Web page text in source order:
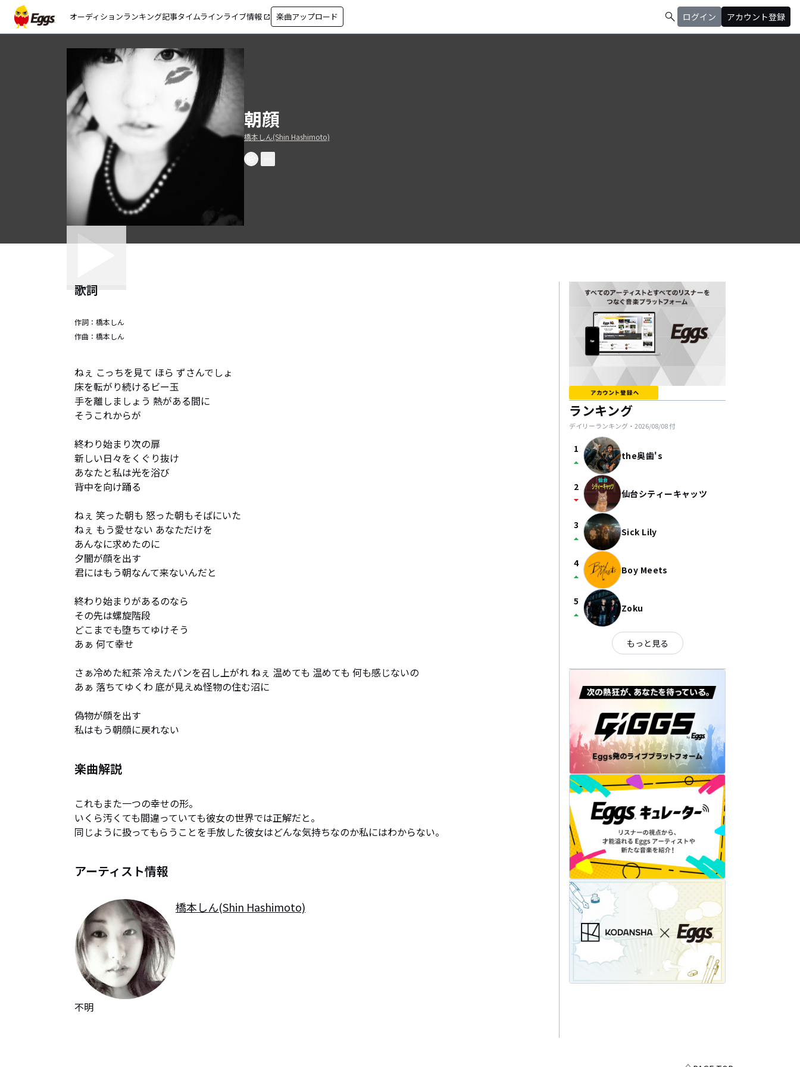
オーディションランキング記事タイムラインライブ情報 open_in_new 楽曲アップロード search ログイン アカウント登録
朝顔
橋本しん(Shin Hashimoto)
歌詞
作詞： 橋本しん
作曲： 橋本しん
ねぇ こっちを見て ほら ずさんでしょ
床を転がり続けるビー玉
手を離しましょう 熱がある間に
そうこれからが
終わり始まり次の扉
新しい日々をくぐり抜け
あなたと私は光を浴び
背中を向け踊る
ねぇ 笑った朝も 怒った朝もそばにいた
ねぇ もう愛せない あなただけを
あんなに求めたのに
夕闇が顔を出す
君にはもう朝なんて来ないんだと
終わり始まりがあるのなら
その先は螺旋階段
どこまでも堕ちてゆけそう
あぁ 何て幸せ
さぁ冷めた紅茶 冷えたパンを召し上がれ ねぇ 温めても 温めても 何も感じないの
あぁ 落ちてゆくわ 底が見えぬ怪物の住む沼に
偽物が顔を出す
私はもう朝顔に戻れない
楽曲解説
これもまた一つの幸せの形。
いくら汚くても間違っていても彼女の世界では正解だと。
同じように扱ってもらうことを手放した彼女はどんな気持ちなのか私にはわからない。
アーティスト情報
橋本しん(Shin Hashimoto)
不明
ランキング
デイリーランキング・ 2026/08/08付
1
arrow_drop_up the奥歯's
2
arrow_drop_down 仙台シティーキャッツ
3
arrow_drop_up Sick Lily
4
arrow_drop_up Boy Meets
5
arrow_drop_up Zoku
もっと見る